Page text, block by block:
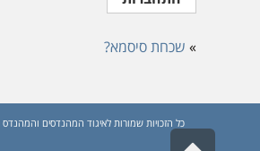
» שכחת סיסמא?